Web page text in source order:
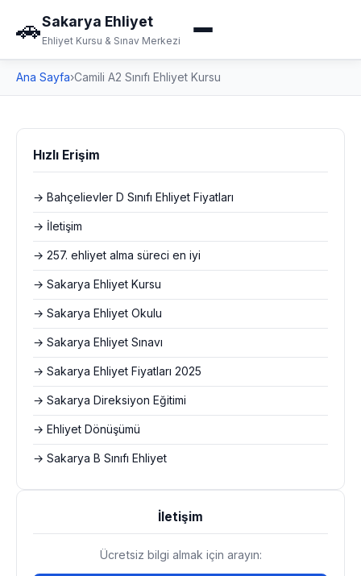
🚗Sakarya Ehliyet
Ehliyet Kursu & Sınav Merkezi
Ana Sayfa›Camili A2 Sınıfı Ehliyet Kursu
Hızlı Erişim
→ Bahçelievler D Sınıfı Ehliyet Fiyatları
→ İletişim
→ 257. ehliyet alma süreci en iyi
→ Sakarya Ehliyet Kursu
→ Sakarya Ehliyet Okulu
→ Sakarya Ehliyet Sınavı
→ Sakarya Ehliyet Fiyatları 2025
→ Sakarya Direksiyon Eğitimi
→ Ehliyet Dönüşümü
→ Sakarya B Sınıfı Ehliyet
İletişim
Ücretsiz bilgi almak için arayın: